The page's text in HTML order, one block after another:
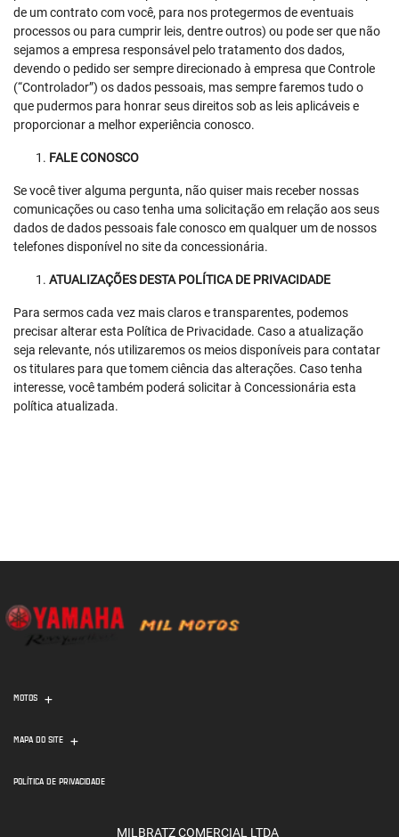
de um contrato com você, para nos protegermos de eventuais
processos ou para cumprir leis, dentre outros) ou pode ser que não
sejamos a empresa responsável pelo tratamento dos dados,
devendo o pedido ser sempre direcionado à empresa que Controle
(“Controlador”) os dados pessoais, mas sempre faremos tudo o
que pudermos para honrar seus direitos sob as leis aplicáveis e
proporcionar a melhor experiência conosco.
FALE CONOSCO
Se você tiver alguma pergunta, não quiser mais receber nossas
comunicações ou caso tenha uma solicitação em relação aos seus
dados de dados pessoais fale conosco em qualquer um de nossos
telefones disponível no site da concessionária.
ATUALIZAÇÕES DESTA POLÍTICA DE PRIVACIDADE
Para sermos cada vez mais claros e transparentes, podemos
precisar alterar esta Política de Privacidade. Caso a atualização
seja relevante, nós utilizaremos os meios disponíveis para contatar
os titulares para que tomem ciência das alterações. Caso tenha
interesse, você também poderá solicitar à Concessionária esta
política atualizada.
MOTOS
MAPA DO SITE
POLÍTICA DE PRIVACIDADE
MILBRATZ COMERCIAL LTDA